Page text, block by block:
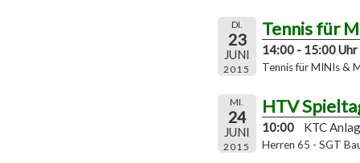
DI.
23
JUNI
2015
Tennis für
14:00 - 15:00 Uhr
Tennis für MINIs &
MI.
24
JUNI
2015
HTV
10:00 KTC
Herren 65 - SGT